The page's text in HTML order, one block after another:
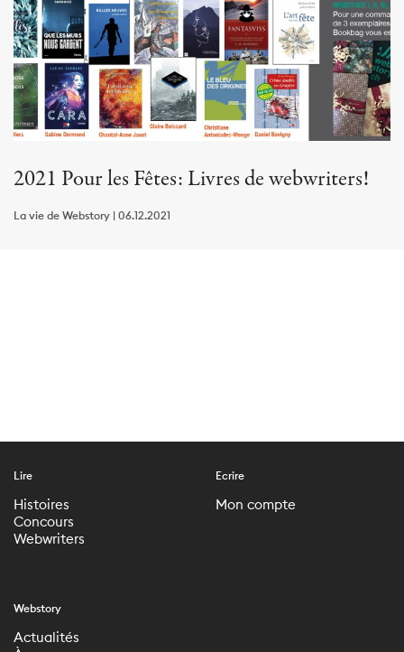
2021 Pour les Fêtes: Livres de webwriters!
La vie de Webstory | 06.12.2021
Lire
Histoires
Concours
Webwriters
Ecrire
Mon compte
Webstory
Actualités